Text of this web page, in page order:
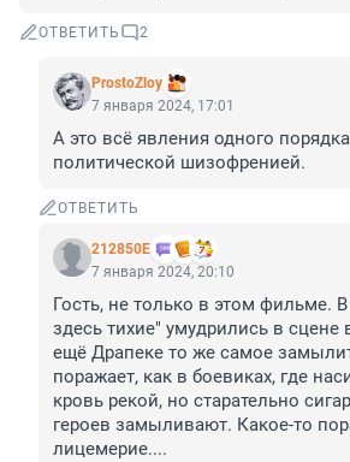
ОТВЕТИТЬ 2
ProstoZloy
7 января 2024, 17:01
А это всё явления одного
политической шизофренией.
ОТВЕТИТЬ
212850Е
7 января 2024, 20:10
Гость, не только в этом фильме.
здесь тихие" умудрились в сцене
ещё Драпеке то же самое
поражает, как в боевиках, где
кровь рекой, но старательно
героев замыливают. Какое-то
лицемерие....